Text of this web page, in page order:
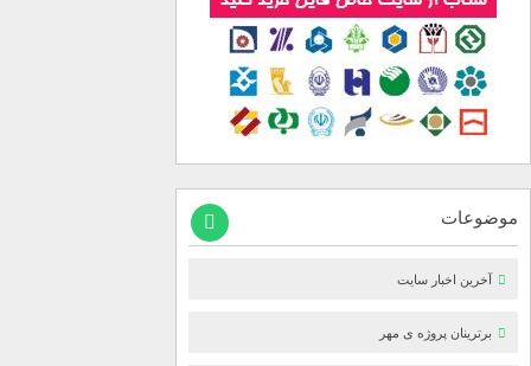
موضوعات
آخرین اخبار سایت
برترینان پروژه ی مهر